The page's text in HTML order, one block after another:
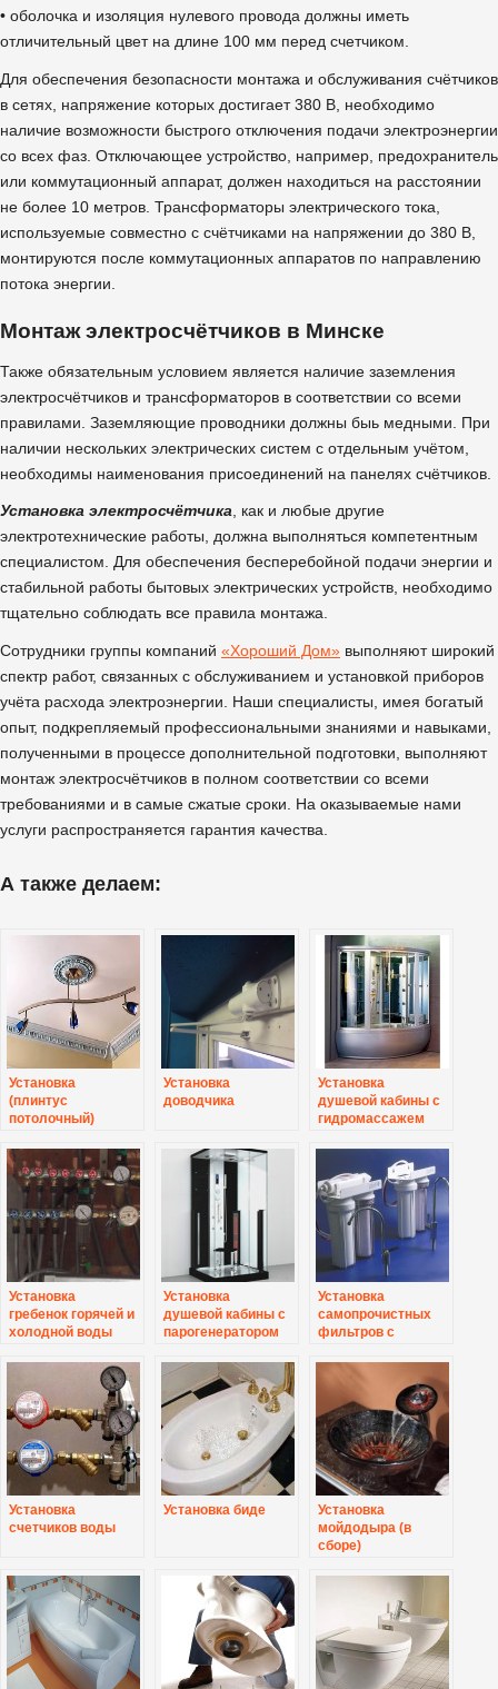
• оболочка и изоляция нулевого провода должны иметь
отличительный цвет на длине 100 мм перед счетчиком.
Для обеспечения безопасности монтажа и обслуживания счётчиков
в сетях, напряжение которых достигает 380 В, необходимо
наличие возможности быстрого отключения подачи электроэнергии
со всех фаз. Отключающее устройство, например, предохранитель
или коммутационный аппарат, должен находиться на расстоянии
не более 10 метров. Трансформаторы электрического тока,
используемые совместно с счётчиками на напряжении до 380 В,
монтируются после коммутационных аппаратов по направлению
потока энергии.
Монтаж электросчётчиков в Минске
Также обязательным условием является наличие заземления
электросчётчиков и трансформаторов в соответствии со всеми
правилами. Заземляющие проводники должны быь медными. При
наличии нескольких электрических систем с отдельным учётом,
необходимы наименования присоединений на панелях счётчиков.
Установка электросчётчика , как и любые другие
электротехнические работы, должна выполняться компетентным
специалистом. Для обеспечения бесперебойной подачи энергии и
стабильной работы бытовых электрических устройств, необходимо
тщательно соблюдать все правила монтажа.
Сотрудники группы компаний «Хороший Дом» выполняют широкий
спектр работ, связанных с обслуживанием и установкой приборов
учёта расхода электроэнергии. Наши специалисты, имея богатый
опыт, подкрепляемый профессиональными знаниями и навыками,
полученными в процессе дополнительной подготовки, выполняют
монтаж электросчётчиков в полном соответствии со всеми
требованиями и в самые сжатые сроки. На оказываемые нами
услуги распространяется гарантия качества.
А также делаем:
Установка
(плинтус
потолочный)
Установка
доводчика
Установка
душевой кабины с
гидромассажем
Установка
гребенок горячей и
холодной воды
Установка
душевой кабины с
парогенератором
Установка
самопрочистных
фильтров с
канализацию
Установка
счетчиков воды
Установка биде
Установка
мойдодыра (в
сборе)